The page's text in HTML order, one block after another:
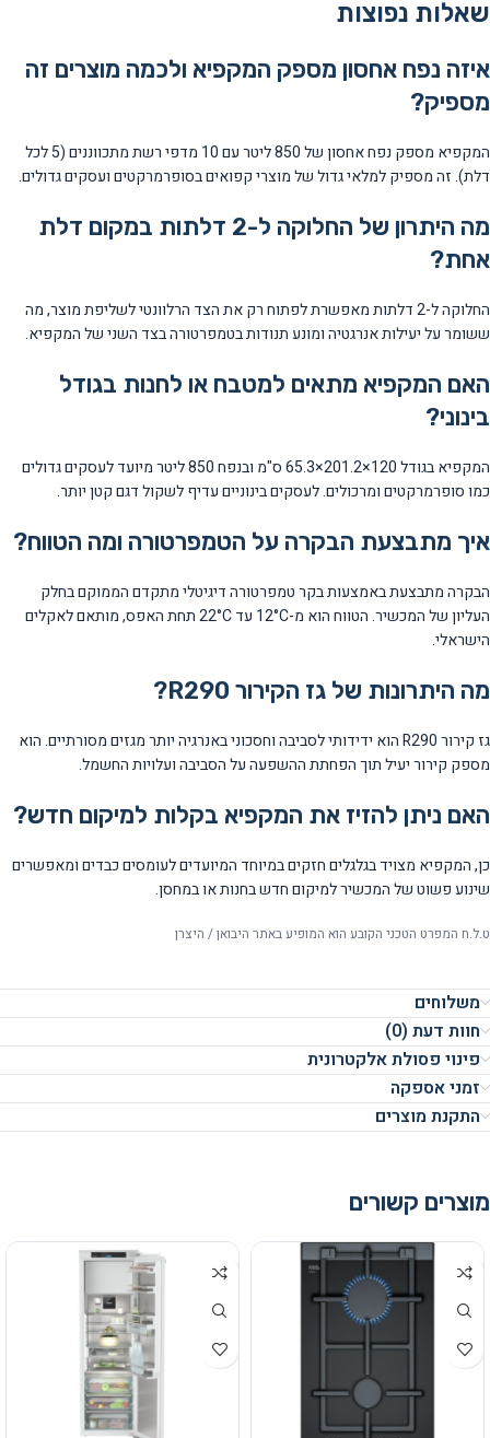
שאלות נפוצות
איזה נפח אחסון מספק המקפיא ולכמה מוצרים זה
מספיק?
המקפיא מספק נפח אחסון של 850 ליטר עם 10 מדפי רשת מתכווננים (5 לכל
דלת). זה מספיק למלאי גדול של מוצרי קפואים בסופרמרקטים ועסקים גדולים.
מה היתרון של החלוקה ל-2 דלתות במקום דלת
אחת?
החלוקה ל-2 דלתות מאפשרת לפתוח רק את הצד הרלוונטי לשליפת מוצר, מה
ששומר על יעילות אנרגטיה ומונע תנודות בטמפרטורה בצד השני של המקפיא.
האם המקפיא מתאים למטבח או לחנות בגודל
בינוני?
המקפיא בגודל 120×201.2×65.3 ס"מ ובנפח 850 ליטר מיועד לעסקים גדולים
כמו סופרמרקטים ומרכולים. לעסקים בינוניים עדיף לשקול דגם קטן יותר.
איך מתבצעת הבקרה על הטמפרטורה ומה הטווח?
הבקרה מתבצעת באמצעות בקר טמפרטורה דיגיטלי מתקדם הממוקם בחלק
העליון של המכשיר. הטווח הוא מ-12°C עד 22°C תחת האפס, מותאם לאקלים
הישראלי.
מה היתרונות של גז הקירור R290?
גז קירור R290 הוא ידידותי לסביבה וחסכוני באנרגיה יותר מגזים מסורתיים. הוא
מספק קירור יעיל תוך הפחתת ההשפעה על הסביבה ועלויות החשמל.
האם ניתן להזיז את המקפיא בקלות למיקום חדש?
כן, המקפיא מצויד בגלגלים חזקים במיוחד המיועדים לעומסים כבדים ומאפשרים
שינוע פשוט של המכשיר למיקום חדש בחנות או במחסן.
ט.ל.ח המפרט הטכני הקובע הוא המופיע באתר היבואן / היצרן
משלוחים
חוות דעת (0)
פינוי פסולת אלקטרונית
זמני אספקה
התקנת מוצרים
מוצרים קשורים